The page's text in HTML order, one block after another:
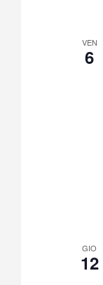
VEN
6
GIO
12